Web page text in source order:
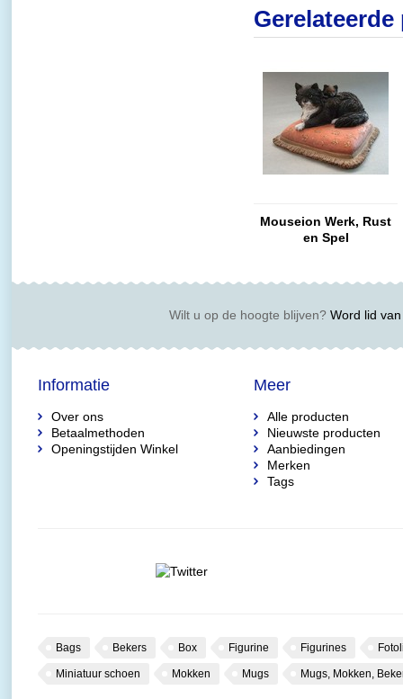
Mouseion Werk, Rust
en Spel
Wilt u op de hoogte blijven?Word lid van
Informatie
Over ons
Betaalmethoden
Openingstijden Winkel
Meer
Alle producten
Nieuwste producten
Aanbiedingen
Merken
Tags
Bags Bekers Box Figurine Figurines
Miniatuur schoen Mokken Mugs Mugs, Mokken,